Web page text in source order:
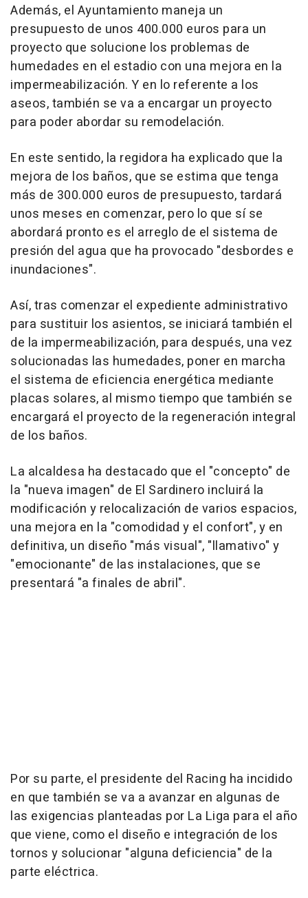
Además, el Ayuntamiento maneja un
presupuesto de unos 400.000 euros para un
proyecto que solucione los problemas de
humedades en el estadio con una mejora en la
impermeabilización. Y en lo referente a los
aseos, también se va a encargar un proyecto
para poder abordar su remodelación.
En este sentido, la regidora ha explicado que la
mejora de los baños, que se estima que tenga
más de 300.000 euros de presupuesto, tardará
unos meses en comenzar, pero lo que sí se
abordará pronto es el arreglo de el sistema de
presión del agua que ha provocado "desbordes e
inundaciones".
Así, tras comenzar el expediente administrativo
para sustituir los asientos, se iniciará también el
de la impermeabilización, para después, una vez
solucionadas las humedades, poner en marcha
el sistema de eficiencia energética mediante
placas solares, al mismo tiempo que también se
encargará el proyecto de la regeneración integral
de los baños.
La alcaldesa ha destacado que el "concepto" de
la "nueva imagen" de El Sardinero incluirá la
modificación y relocalización de varios espacios,
una mejora en la "comodidad y el confort", y en
definitiva, un diseño "más visual", "llamativo" y
"emocionante" de las instalaciones, que se
presentará "a finales de abril".
Por su parte, el presidente del Racing ha incidido
en que también se va a avanzar en algunas de
las exigencias planteadas por La Liga para el año
que viene, como el diseño e integración de los
tornos y solucionar "alguna deficiencia" de la
parte eléctrica.